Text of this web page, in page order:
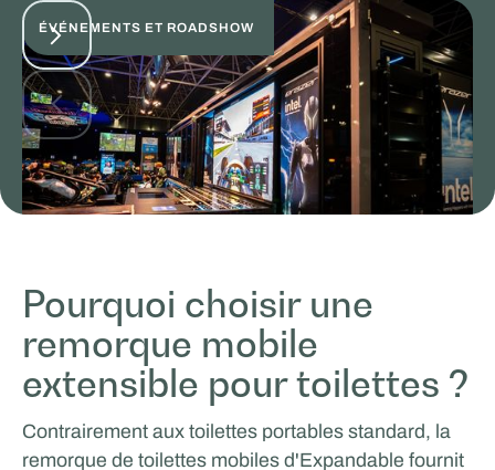
ÉVÉNEMENTS ET ROADSHOW
MasterXP
VENTES ET PROMOTION
Pourquoi choisir une
remorque mobile
extensible pour toilettes ?
Contrairement aux toilettes portables standard, la
remorque de toilettes mobiles d'Expandable fournit